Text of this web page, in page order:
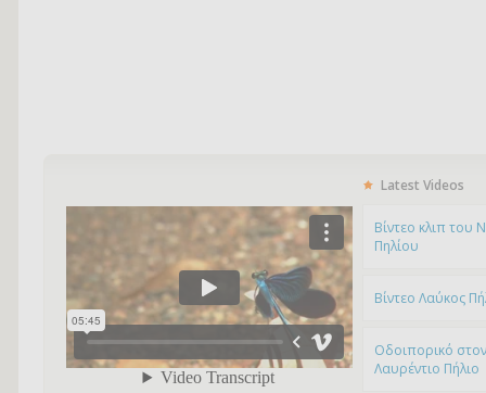
Latest Videos
Bίντεο κλιπ του
Πηλίου
Βίντεο Λαύκος
Οδοιπορικό
Λαυρέντιο Πήλιο